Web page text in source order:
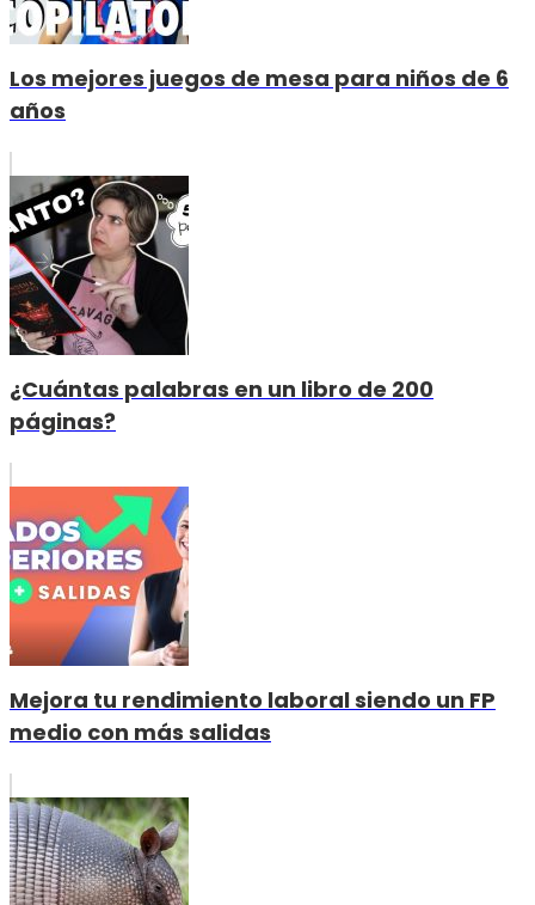
Los mejores juegos de mesa para niños de 6
años
¿Cuántas palabras en un libro de 200
páginas?
Mejora tu rendimiento laboral siendo un FP
medio con más salidas